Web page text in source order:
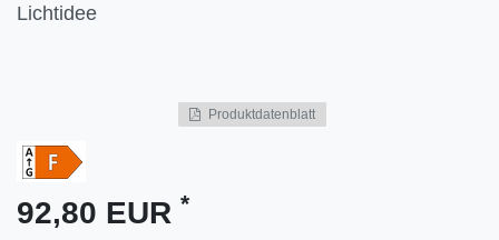
Lichtidee
Produktdatenblatt
92,80 EUR *